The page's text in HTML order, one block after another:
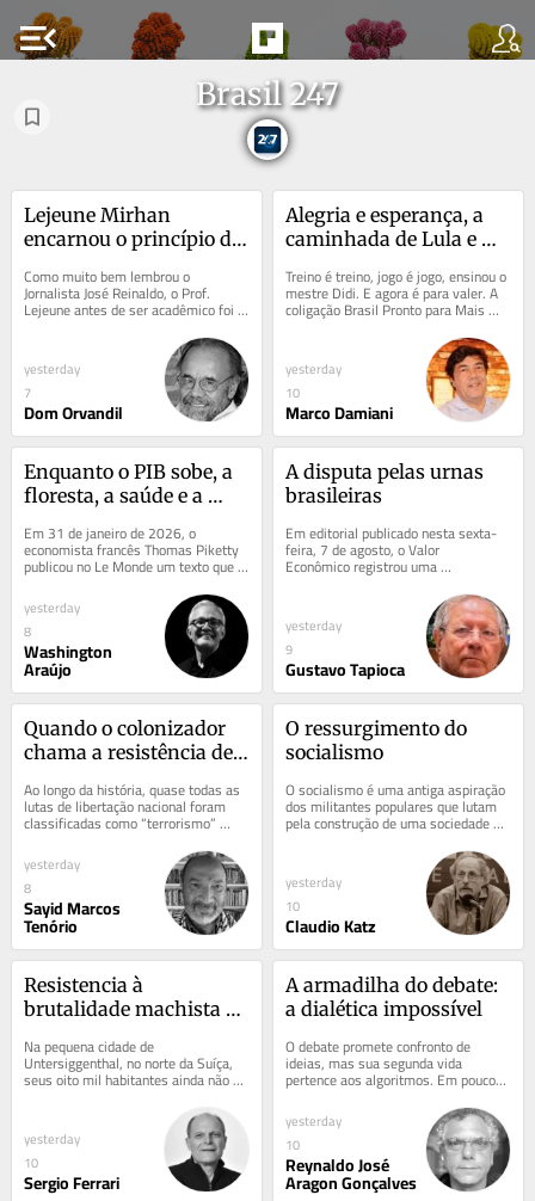
menu_open
Brasil 247
Lejeune Mirhan
encarnou o princípio de
endurecer, mas sem
perder a ternura”
Como muito bem lembrou o
Jornalista José Reinaldo, o Prof.
Lejeune antes de ser acadêmico foi
militante o tempo inteiro de sua
yesterday
7
Dom Orvandil
Alegria e esperança, a
caminhada de Lula e
começando
Treino é treino, jogo é jogo, ensinou o
mestre Didi. E agora é para valer. A
coligação Brasil Pronto para Mais
registrou neste sábado, 8, a...
yesterday
10
Marco Damiani
Enquanto o PIB sobe, a
floresta, a saúde e a
caindo
Em 31 de janeiro de 2026, o
economista francês Thomas Piketty
publicou no Le Monde um texto que
devolveu à agenda pública uma
pergunta antiga e...
yesterday
8
Washington
Araújo
A disputa pelas urnas
brasileiras
Em editorial publicado nesta sexta-
feira, 7 de agosto, o Valor
Econômico registrou uma
constatação incomum: “Pela primeira
yesterday
9
Gustavo Tapioca
Quando o colonizador
chama a resistência de
Ao longo da história, quase todas as
lutas de libertação nacional foram
classificadas como “terrorismo”
yesterday
8
Sayid Marcos
Tenório
O ressurgimento do
socialismo
O socialismo é uma antiga aspiração
dos militantes populares que lutam
pela construção de uma sociedade de
igualdade e justiça. É um projeto...
yesterday
10
Claudio Katz
Resistencia à
brutalidade machista
Na pequena cidade de
Untersiggenthal, no norte da Suíça,
seus oito mil habitantes ainda não
yesterday
10
Sergio Ferrari
A armadilha do debate:
a dialética impossível
O debate promete confronto de
ideias, mas sua segunda vida
pertence aos algoritmos. Em poucos
segundos, argumentos viram cortes,
contexto vira ruído...
yesterday
10
Reynaldo José
Aragon Gonçalves